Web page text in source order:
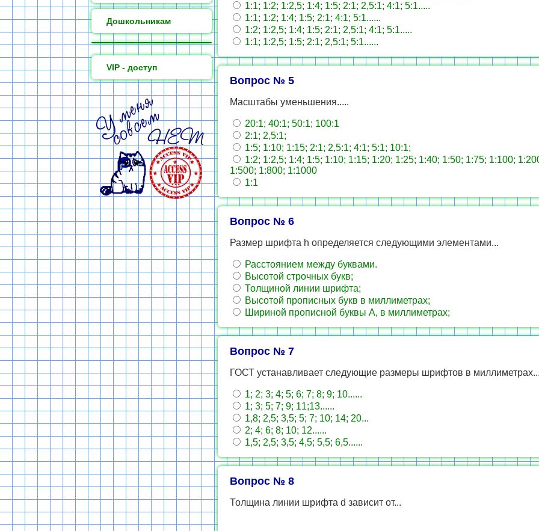
Дошкольникам
VIP - доступ
1:1; 1:2; 1:2,5; 1:4; 1:5; 2:1; 2,5:1; 4:1; 5:1.....
1:1; 1:2; 1:4; 1:5; 2:1; 4:1; 5:1......
1:2; 1:2,5; 1:4; 1:5; 2:1; 2,5:1; 4:1; 5:1.....
1:1; 1:2,5; 1:5; 2:1; 2,5:1; 5:1......
Вопрос № 5
Масштабы уменьшения.....
20:1; 40:1; 50:1; 100:1
2:1; 2,5:1;
1:5; 1:10; 1:15; 2:1; 2,5:1; 4:1; 5:1; 10:1;
1:2; 1:2,5; 1:4; 1:5; 1:10; 1:15; 1:20; 1:25; 1:40; 1:50; 1:75; 1:100;
1:500; 1:800; 1:1000
1:1
Вопрос № 6
Размер шрифта h определяется следующими элементами...
Расстоянием между буквами.
Высотой строчных букв;
Толщиной линии шрифта;
Высотой прописных букв в миллиметрах;
Шириной прописной буквы А, в миллиметрах;
Вопрос № 7
ГОСТ устанавливает следующие размеры шрифтов в
1; 2; 3; 4; 5; 6; 7; 8; 9; 10......
1; 3; 5; 7; 9; 11;13......
1,8; 2,5; 3,5; 5; 7; 10; 14; 20...
2; 4; 6; 8; 10; 12......
1,5; 2,5; 3,5; 4,5; 5,5; 6,5......
Вопрос № 8
Толщина линии шрифта d зависит от...